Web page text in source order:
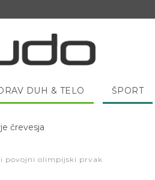
DUH & TELO ŠPORT
medu?
povojni olimpijski prvak